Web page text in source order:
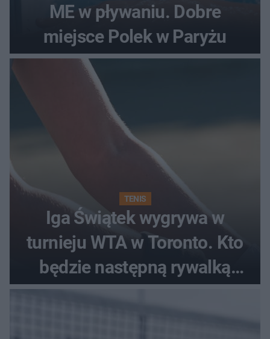
ME w pływaniu. Dobre
miejsce Polek w Paryżu
TENIS
Iga Świątek wygrywa w
turnieju WTA w Toronto. Kto
będzie następną rywalką
Polki?